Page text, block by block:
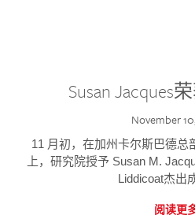
Susan Jacques
November
11 月初，在加州卡尔斯巴德总
上，研究院授予 Susan M.
Liddicoat杰出
阅读更